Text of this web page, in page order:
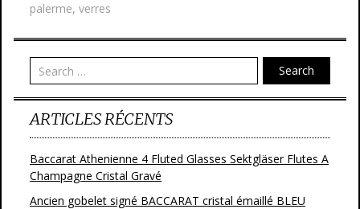
palerme, verres
Search
ARTICLES RÉCENTS
Baccarat Athenienne 4 Fluted Glasses Sektgläser Flutes A
Champagne Cristal Gravé
Ancien gobelet signé BACCARAT cristal émaillé BLEU